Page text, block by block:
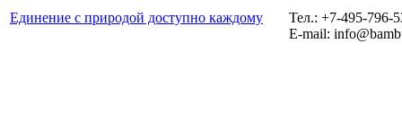
Единение с природой доступно каждому
Тел.: +7-495-796-
E-mail: